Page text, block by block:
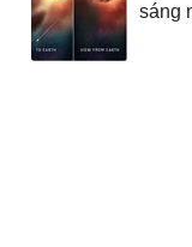
sáng